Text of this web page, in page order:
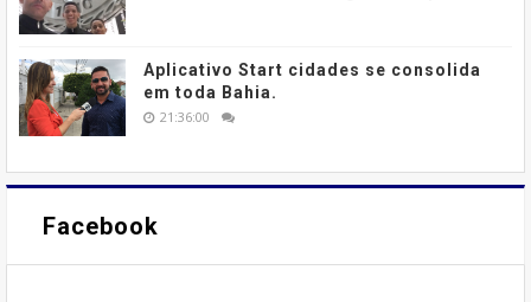
Aplicativo Start cidades se consolida
em toda Bahia.
21:36:00
Facebook